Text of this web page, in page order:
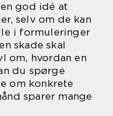
god idé at
selv om de kan
i formuleringer
skade skal
om, hvordan en
du spørge
om konkrete
sparer mange